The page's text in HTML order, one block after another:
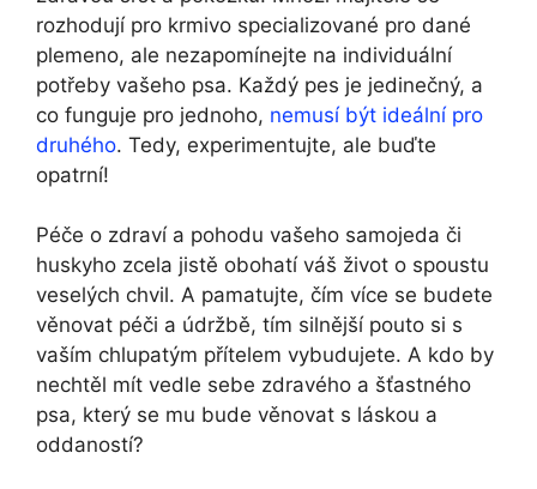
rozhodují pro krmivo specializované pro dané
plemeno, ale nezapomínejte na individuální
potřeby vašeho psa. Každý pes je jedinečný, a
co funguje pro jednoho, nemusí být ideální pro
druhého. Tedy, experimentujte, ale buďte
opatrní!
Péče o zdraví a pohodu vašeho samojeda či
huskyho zcela jistě obohatí váš život o spoustu
veselých chvil. A pamatujte, čím více se budete
věnovat péči a údržbě, tím silnější pouto si s
vaším chlupatým přítelem vybudujete. A kdo by
nechtěl mít vedle sebe zdravého a šťastného
psa, který se mu bude věnovat s láskou a
oddaností?